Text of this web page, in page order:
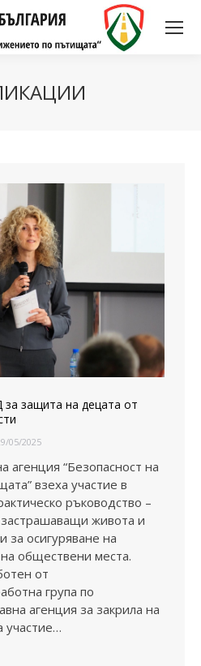
защита на децата от
05/2025
агенция “Безопасност на
взеха участие в
ръководство –
застрашаващи живота и
за осигуряване на
обществени места.
от
група по
агенция за закрила на
участие…